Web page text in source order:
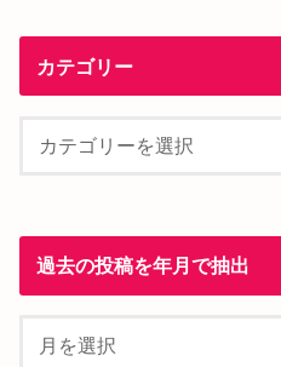
カテゴリー
過去の投稿を年月で抽出